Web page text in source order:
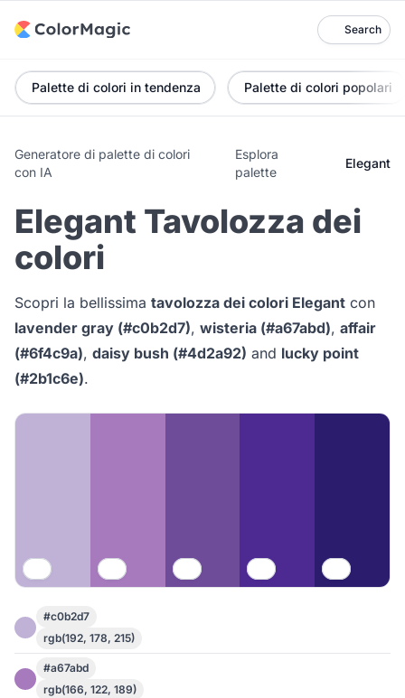
Search
Palette di colori in tendenza Palette di colori popolari
Generatore di palette di colori
con IA
Esplora
palette
Elegant
Elegant Tavolozza dei
colori
Scopri la bellissima tavolozza dei colori Elegant con
lavender gray (#c0b2d7), wisteria (#a67abd), affair
(#6f4c9a), daisy bush (#4d2a92) and lucky point
(#2b1c6e).
#c0b2d7
rgb(192, 178, 215)
#a67abd
rgb(166, 122, 189)